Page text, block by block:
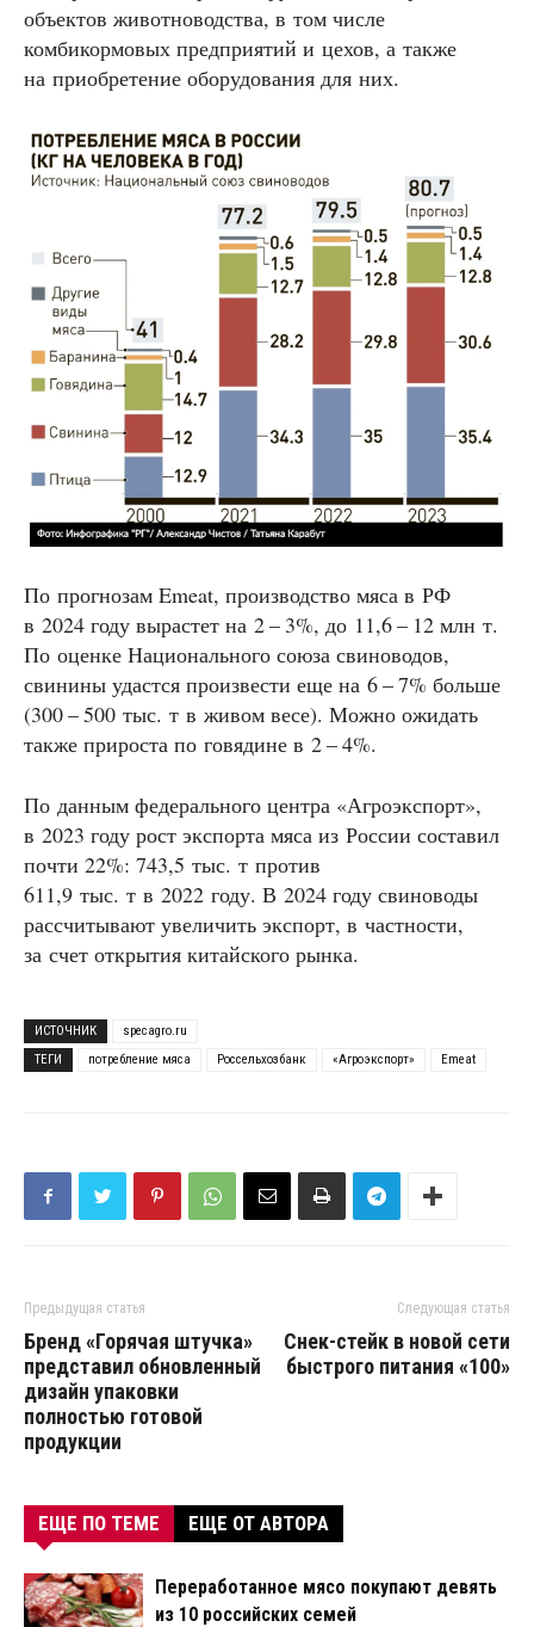
объектов животноводства, в том числе
комбикормовых предприятий и цехов, а также
на приобретение оборудования для них.
По прогнозам Emeat, производство мяса в РФ
в 2024 году вырастет на 2 – 3%, до 11,6 – 12 млн т.
По оценке Национального союза свиноводов,
свинины удастся произвести еще на 6 – 7% больше
(300 – 500 тыс. т в живом весе). Можно ожидать
также прироста по говядине в 2 – 4%.
По данным федерального центра «Агроэкспорт»,
в 2023 году рост экспорта мяса из России составил
почти 22%: 743,5 тыс. т против
611,9 тыс. т в 2022 году. В 2024 году свиноводы
рассчитывают увеличить экспорт, в частности,
за счет открытия китайского рынка.
ИСТОЧНИК
specagro.ru
ТЕГИ
потребление мяса Россельхозбанк «Агроэкспорт» Emeat
Предыдущая статья
Бренд «Горячая штучка»
представил обновленный
дизайн упаковки
полностью готовой
продукции
Следующая статья
Снек-стейк в новой сети
быстрого питания «100»
ЕЩЕ ПО ТЕМЕ ЕЩЕ ОТ АВТОРА
Переработанное мясо покупают девять
из 10 российских семей